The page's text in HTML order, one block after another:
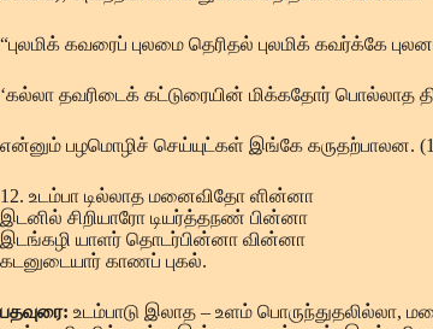
“புலமிக் கவரைப் புலமை தெரிதல் புலமிக் கவர்க்கே
‘கல்லா தவரிடைக் கட்டுரையின் மிக்கதோர் பொல்லாத
என்னும் பழமொழிச் செய்யுட்கள் இங்கே கருதற்பாலன.
12. உடம்பா டில்லாத மனைவிதோ ளின்னா
இடனில் சிறியாரோ டியர்த்தநண் பின்னா
இடங்கழி யாளர் தொடர்பின்னா வின்னா
கடனுடையார் காணப் புகல்.
பதவுரை: உடம்பாடு இலாத – உளம் பொருந்துதலில்லா,